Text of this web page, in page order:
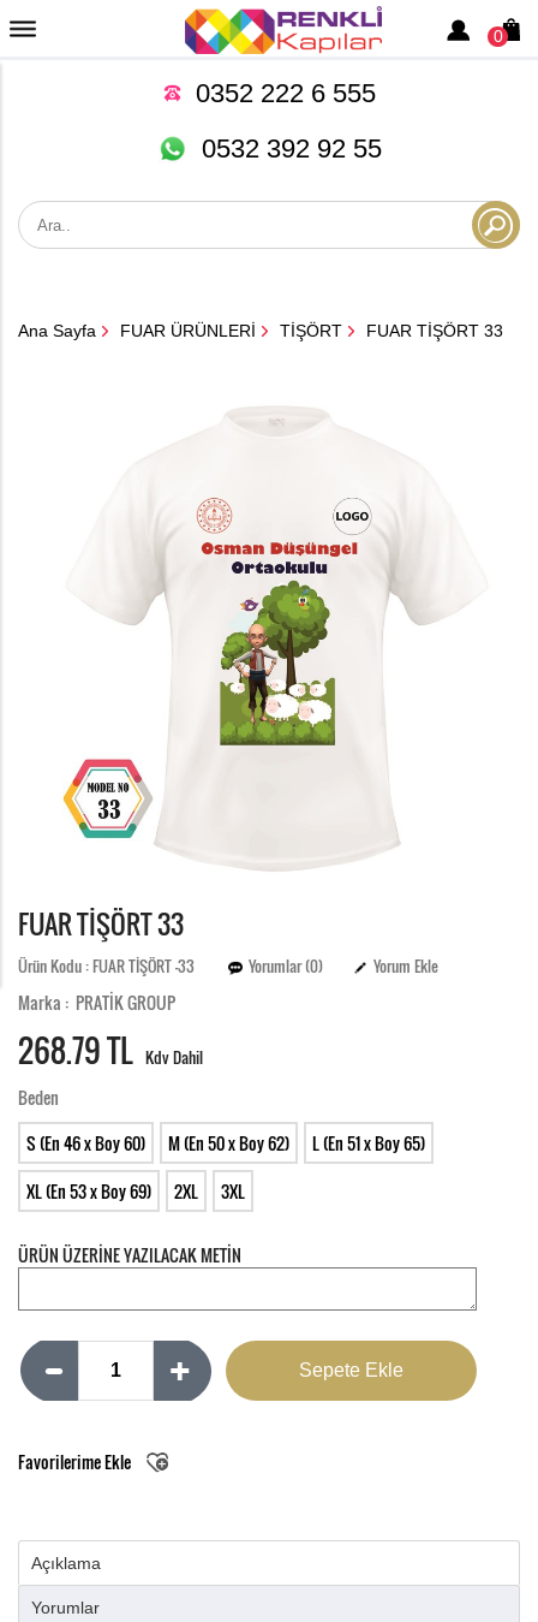
0
0352 222 6 555
0532 392 92 55
Ana Sayfa FUAR ÜRÜNLERİ TİŞÖRT FUAR TİŞÖRT 33
FUAR TİŞÖRT 33
Ürün Kodu : FUAR TİŞÖRT -33 Yorumlar (0) Yorum Ekle
Marka : PRATİK GROUP
268.79 TL Kdv Dahil
Beden
S (En 46 x Boy 60)
M (En 50 x Boy 62)
L (En 51 x Boy 65)
XL (En 53 x Boy 69)
2XL 3XL
ÜRÜN ÜZERİNE YAZILACAK METİN
Favorilerime Ekle
Açıklama
Yorumlar